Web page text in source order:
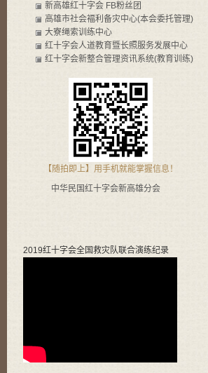
新高雄红十字会 FB粉丝团
高雄市社会褔利备灾中心(本会委托管理)
大寮绳索训练中心
红十字会人道教育暨长照服务发展中心
红十字会新整合管理资讯系统(教育训练)
【随拍即上】用手机就能掌握信息！
中华民国红十字会新高雄分会
2019红十字会全国救灾队联合演练纪录